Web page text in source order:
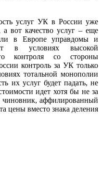
услуг УК в России уже
а вот качество услуг – еще
в Европе управдомы и
в условиях высокой
контроля со стороны
контроль за УК только
тотальной монополии
их услуг будет падать, не
идет хотя бы не за
чиновник, аффилированный
цены вместо знака деления